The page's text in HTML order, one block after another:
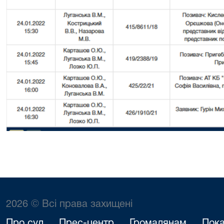
2026 © Всі права захищені